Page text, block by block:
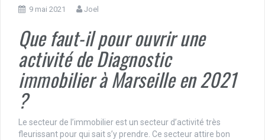
9 mai 2021 Joel
Que faut-il pour ouvrir une
activité de Diagnostic
immobilier à Marseille en 2021
?
Le secteur de l’immobilier est un secteur d’activité très
fleurissant pour qui sait s’y prendre. Ce secteur attire bon